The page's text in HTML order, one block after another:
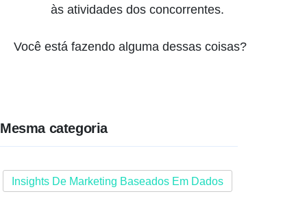
às atividades dos concorrentes.
Você está fazendo alguma dessas coisas?
Mesma categoria
Insights De Marketing Baseados Em Dados